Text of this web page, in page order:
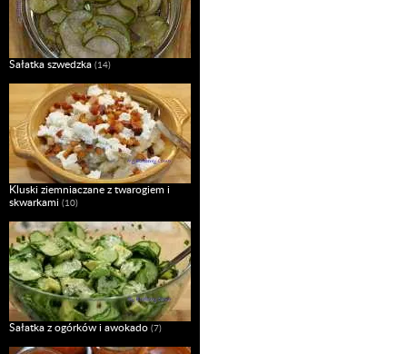
Sałatka szwedzka (14)
Kluski ziemniaczane z twarogiem i
skwarkami (10)
Sałatka z ogórków i awokado (7)